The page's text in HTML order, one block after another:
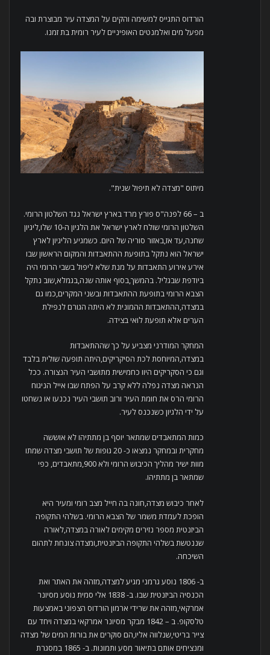
הורדוס התגייס למשימה והקים על המצדה עיר מבוצרת ובה
מפעל מים ואלמנטים האופיניים לעיר רומית בת זמנו.
מיתוס "מצדה לא תיפול שנית".
ב – 66 לפנה"ס פורץ מרד בארץ ישראל נגד השלטון הרומי.
השלטון הרומי שולח לארץ ישראל את הלגיון ה-10 שלו,ליגיון
שחנה,עד אז,באזור סוריה של היום. כשמגיע הליגיון לארץ
ישראל הוא נתקל בתופעת ההתאבדות והמקום הראשון שבו
אירע אירוע התאבדות על מנת שלא ליפול בשבי הרומי היה
ביודפת שבגליל. בהמשך,בסוף אותה שנה,בגמלא,שוב נתקל
הצבא הרומי בתופעת ההתאבדות ובשני המקרים,כמו גם
במצדה,ההתאבדות ההמונית לא היתה הגורם לנפילת
הערים אלא תופעת לואי בצידה.
המחקר המודרני מצביע על כך שההתאבדות
במצדה,המיוחסת לכת הסיקריקים,היתה תופעה שולית בלבד
וגם כי הסקריקים היוו כחמישית מתושבי העיר הנצורה. ככל
הנראה מצדה נפלה ללא קרב על הפתח שבו אייל הניגוח
הרומי הרס את חומת העיר ורוב תושבי העיר נכנעו או נשחטו
על ידי הלגיון כשנכנס לעיר.
כמות המתאבדים שמתאר יוסף בן מתתיהו לא אוששה
מחקרית ובמחקר נמצאו כ- 20 גופות של תושבי מצדה שמתו
מוות ישיר מהליך הכיבוש הרומי ולא 900,מתאבדים, כפי
שמתאר בן מתתיהו.
לאחר כיבוש מצדה,חונה בה חייל מצב רומי ומעיר היא
הופכת לעמדת משמר של הצבא הרומי. בשלהי התקופה
הביזנטית מספר נזירים מקימים לאורה במצדה,לאורה
שננטשת בשלהי התקופה הביזנטית,ומצדה צונחת לתהום
השיכחה.
ב- 1806 נוסע גרמני מגיע למצדה,מזהה את האתר ואת
הכנסיה הביזנטית שבו. ב- 1838 אלי סמית נוסע מסיונר
אמרקאי,מזהה את שרידי ארמון הורדוס הצפוני באמצעות
טלסקופ. ב – 1842 מבקר מסיונר אמרקאי במצדה ויחד עם
צייר בריטי,שנלווה אליו,הם סוקרים את בורות המים של מצדה
ומנציחים אותם בתיאור מסע ותמונות. ב- 1865 במסגרת